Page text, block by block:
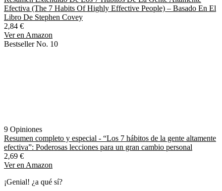
Efectiva (The 7 Habits Of Highly Effective People) – Basado En El
Libro De Stephen Covey
2,84 €
Ver en Amazon
Bestseller No. 10
9 Opiniones
Resumen completo y especial - “Los 7 hábitos de la gente altamente
efectiva”: Poderosas lecciones para un gran cambio personal
2,69 €
Ver en Amazon
¡Genial! ¿a qué sí?